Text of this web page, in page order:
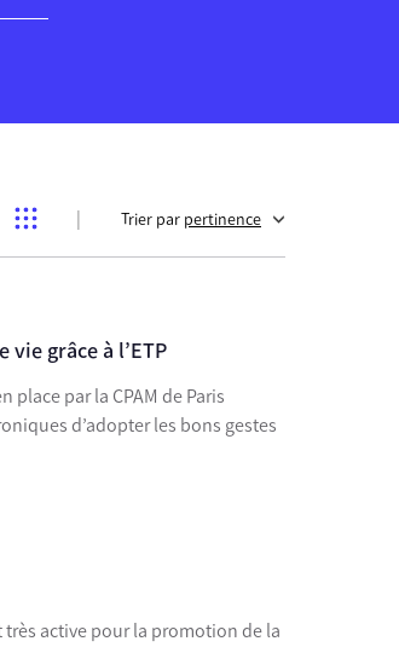
| Trier par pertinence
grâce à l’ETP
place par la CPAM de Paris
d’adopter les bons gestes
très active pour la promotion de la